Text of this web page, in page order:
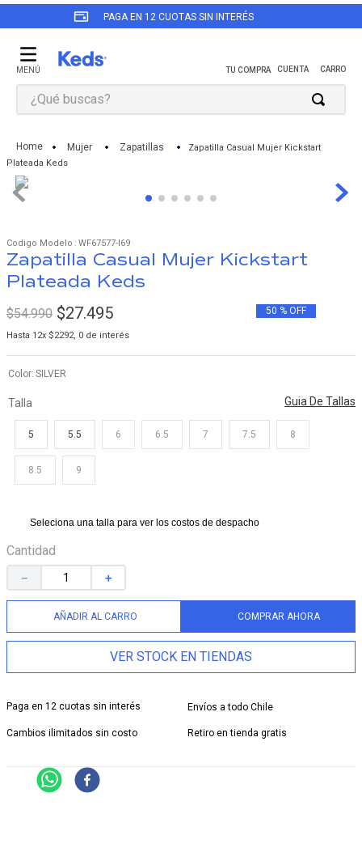
PAGA EN 12 CUOTAS SIN INTERÉS
¿Qué buscas?
Mujer Zapatillas
Zapatilla Casual Mujer Kickstart
Plateada Keds
: WF67577-I69
Zapatilla Casual Mujer Kickstart
Plateada Keds
$54.990 $27.495
Hasta 12x $2292, 0 de interés
50 % OFF
Color SILVER
Guia De Tallas
Talla
5 5.5 6 6.5 7 7.5 8
8.5 9
Seleciona una talla para ver los costos de despacho
Cantidad
＋
－
AÑADIR AL CARRO COMPRAR AHORA
VER STOCK EN TIENDAS
Paga en 12 cuotas sin interés Envíos a todo Chile
Cambios ilimitados sin costo Retiro en tienda gratis
1
zapatillas keds mujer
4.
champion
5
jump kick
8.
triple kick